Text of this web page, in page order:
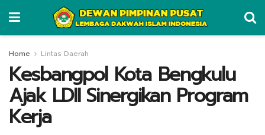
Home Lintas Daerah
Kesbangpol Kota Bengkulu
Ajak LDII Sinergikan Program
Kerja